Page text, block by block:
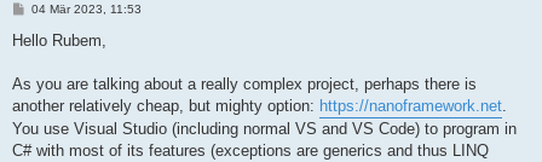
B
i
a
04 Mär 2023, 11:53
Hello Rubem,
As you are talking about a really complex project, perhaps there is
another relatively cheap, but mighty option: https://nanoframework.net.
You use Visual Studio (including normal VS and VS Code) to program in
C# with most of its features (exceptions are generics and thus LINQ